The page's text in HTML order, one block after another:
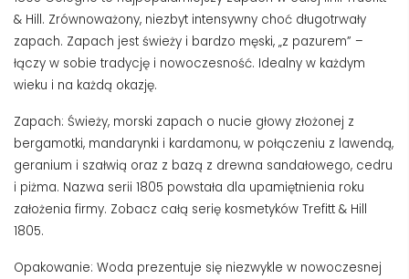
& Hill. Zrównoważony, niezbyt intensywny choć długotrwały
zapach. Zapach jest świeży i bardzo męski, „z pazurem” –
łączy w sobie tradycję i nowoczesność. Idealny w każdym
wieku i na każdą okazję.
Zapach: Świeży, morski zapach o nucie głowy złożonej z
bergamotki, mandarynki i kardamonu, w połączeniu z lawendą,
geranium i szałwią oraz z bazą z drewna sandałowego, cedru
i piżma. Nazwa serii 1805 powstała dla upamiętnienia roku
założenia firmy. Zobacz całą serię kosmetyków Trefitt & Hill
1805.
Opakowanie: Woda prezentuje się niezwykle w nowoczesnej